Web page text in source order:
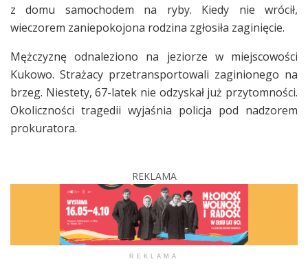
z domu samochodem na ryby. Kiedy nie wrócił,
wieczorem zaniepokojona rodzina zgłosiła zaginięcie.
Mężczyznę odnaleziono na jeziorze w miejscowości
Kukowo. Strażacy przetransportowali zaginionego na
brzeg. Niestety, 67-latek nie odzyskał już przytomności.
Okoliczności tragedii wyjaśnia policja pod nadzorem
prokuratora.
REKLAMA
REKLAMA